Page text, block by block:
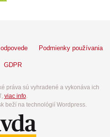
Podmienky používania
GDPR
práva sú vyhradené a vykonáva ich
viac info.
beží na technológií Wordpress.